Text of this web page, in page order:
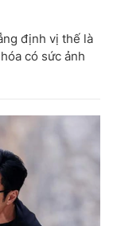
định vị thế là
có sức ảnh